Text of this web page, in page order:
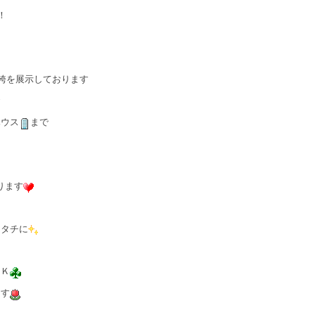
を展示しております
ス まで
ます
チに